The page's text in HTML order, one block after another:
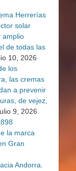
Herrerías
solar
amplio
de todas las
10, 2026
los
las cremas
a prevenir
de vejez,
9, 2026
la marca
Gran
Andorra.